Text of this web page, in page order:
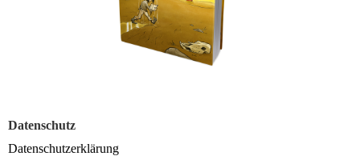
Datenschutz
Datenschutzerklärung